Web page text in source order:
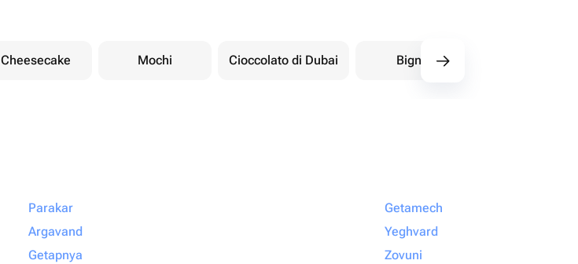
Cheesecake Mochi Cioccolato di Dubai Bignè
Parakar
Argavand
Getapnya
Getamech
Yeghvard
Zovuni